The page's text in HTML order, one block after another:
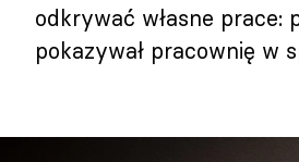
odkrywać własne prace:
pokazywał pracownię w